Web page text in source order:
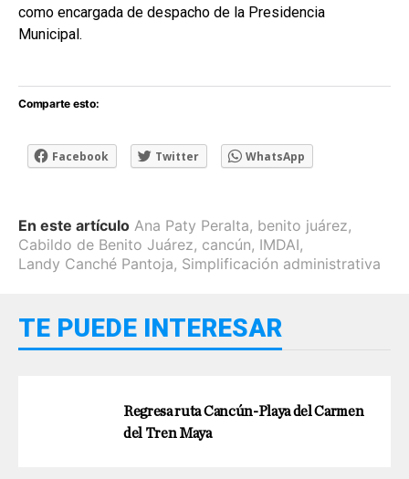
como encargada de despacho de la Presidencia
Municipal.
Comparte esto:
Facebook Twitter WhatsApp
En este artículo Ana Paty Peralta, benito juárez,
Cabildo de Benito Juárez, cancún, IMDAI,
Landy Canché Pantoja, Simplificación administrativa
TE PUEDE INTERESAR
Regresa ruta Cancún-Playa del Carmen
del Tren Maya